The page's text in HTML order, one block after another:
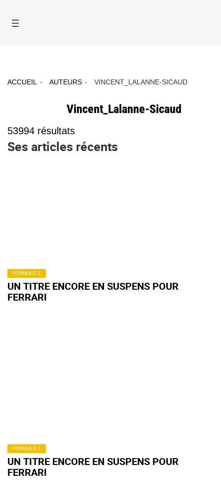
ACCUEIL AUTEURS VINCENT_LALANNE-SICAUD
Vincent_Lalanne-Sicaud
53994 résultats
Ses articles récents
FORMULE 1
UN TITRE ENCORE EN SUSPENS POUR
FERRARI
FORMULE 1
UN TITRE ENCORE EN SUSPENS POUR
FERRARI